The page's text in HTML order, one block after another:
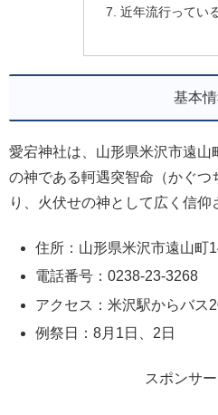
近年流行ってい
基本
愛宕神社は、山形県米沢市遠山
の神である軻遇突智命（かぐつ
り、火伏せの神として広く信仰
住所：山形県米沢市遠山町
電話番号：0238-23-3268
アクセス：米沢駅からバス
例祭日：8月1日、2日
スポンサ